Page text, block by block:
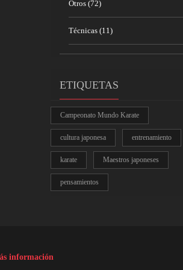
Otros(72)
Técnicas(11)
ETIQUETAS
Campeonato Mundo Karate
cultura japonesa entrenamiento
karate Maestros japoneses
pensamientos
información